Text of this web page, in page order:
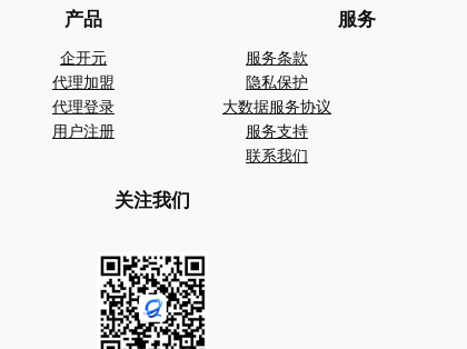
产品
企开元
代理加盟
代理登录
用户注册
服务
服务条款
隐私保护
大数据服务协议
服务支持
联系我们
关注我们